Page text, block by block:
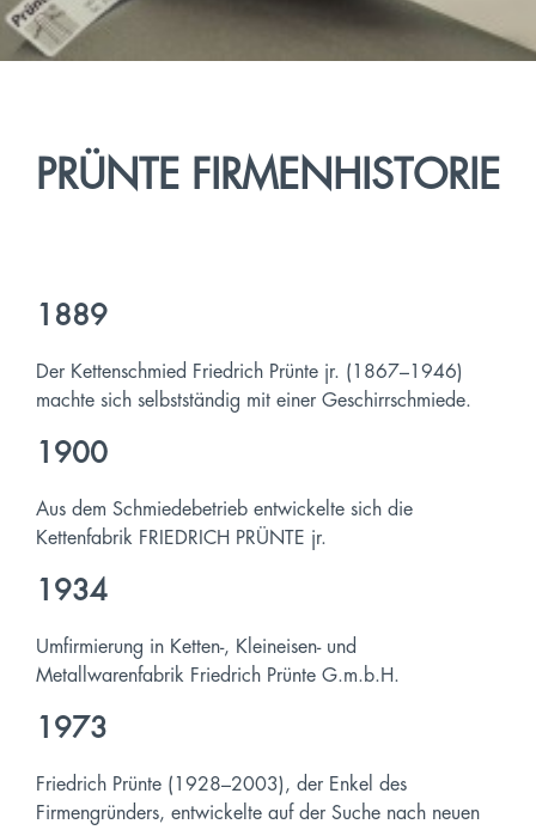
PRÜNTE FIRMENHISTORIE
1889
Der Kettenschmied Friedrich Prünte jr. (1867–1946)
machte sich selbstständig mit einer Geschirrschmiede.
1900
Aus dem Schmiedebetrieb entwickelte sich die
Kettenfabrik FRIEDRICH PRÜNTE jr.
1934
Umfirmierung in Ketten-, Kleineisen- und
Metallwarenfabrik Friedrich Prünte G.m.b.H.
1973
Friedrich Prünte (1928–2003), der Enkel des
Firmengründers, entwickelte auf der Suche nach neuen